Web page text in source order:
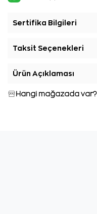
Sertifika Bilgileri
Taksit Seçenekleri
Ürün Açıklaması
Hangi mağazada var?